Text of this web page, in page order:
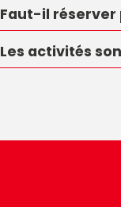
Faut-il réserver
Les activités